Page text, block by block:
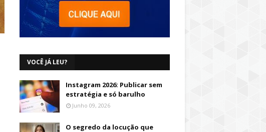
VOCÊ JÁ LEU?
Instagram 2026: Publicar sem
estratégia e só barulho
Junho 09, 2026
O segredo da locução que